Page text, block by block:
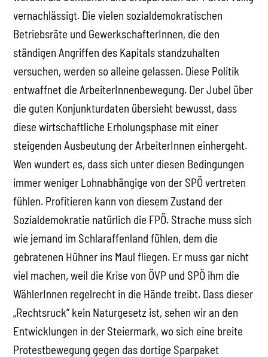
vernachlässigt. Die vielen sozialdemokratischen
Betriebsräte und GewerkschafterInnen, die den
ständigen Angriffen des Kapitals standzuhalten
versuchen, werden so alleine gelassen. Diese Politik
entwaffnet die ArbeiterInnenbewegung. Der Jubel über
die guten Konjunkturdaten übersieht bewusst, dass
diese wirtschaftliche Erholungsphase mit einer
steigenden Ausbeutung der ArbeiterInnen einhergeht.
Wen wundert es, dass sich unter diesen Bedingungen
immer weniger Lohnabhängige von der SPÖ vertreten
fühlen. Profitieren kann von diesem Zustand der
Sozialdemokratie natürlich die FPÖ. Strache muss sich
wie jemand im Schlaraffenland fühlen, dem die
gebratenen Hühner ins Maul fliegen. Er muss gar nicht
viel machen, weil die Krise von ÖVP und SPÖ ihm die
WählerInnen regelrecht in die Hände treibt. Dass dieser
„Rechtsruck“ kein Naturgesetz ist, sehen wir an den
Entwicklungen in der Steiermark, wo sich eine breite
Protestbewegung gegen das dortige Sparpaket